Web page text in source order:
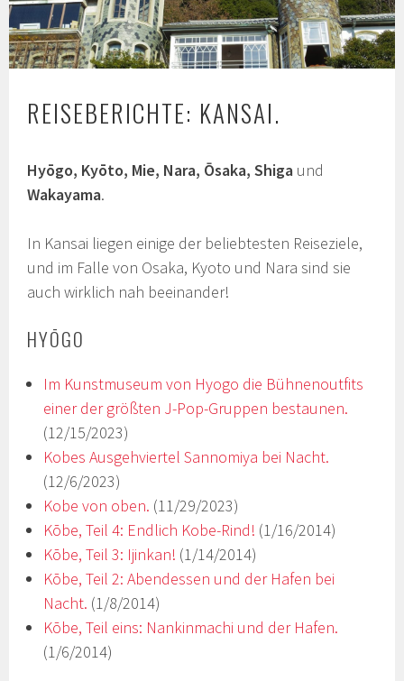
REISEBERICHTE: KANSAI.
Hyōgo, Kyōto, Mie, Nara, Ōsaka, Shiga und
Wakayama.
In Kansai liegen einige der beliebtesten Reiseziele,
und im Falle von Osaka, Kyoto und Nara sind sie
auch wirklich nah beeinander!
HYŌGO
Im Kunstmuseum von Hyogo die Bühnenoutfits
einer der größten J-Pop-Gruppen bestaunen.
(12/15/2023)
Kobes Ausgehviertel Sannomiya bei Nacht.
(12/6/2023)
Kobe von oben. (11/29/2023)
Kōbe, Teil 4: Endlich Kobe-Rind! (1/16/2014)
Kōbe, Teil 3: Ijinkan! (1/14/2014)
Kōbe, Teil 2: Abendessen und der Hafen bei
Nacht. (1/8/2014)
Kōbe, Teil eins: Nankinmachi und der Hafen.
(1/6/2014)